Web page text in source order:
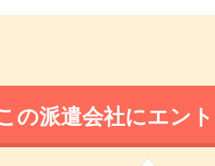
の派遣会社にエン